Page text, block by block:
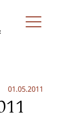
01.05.2011